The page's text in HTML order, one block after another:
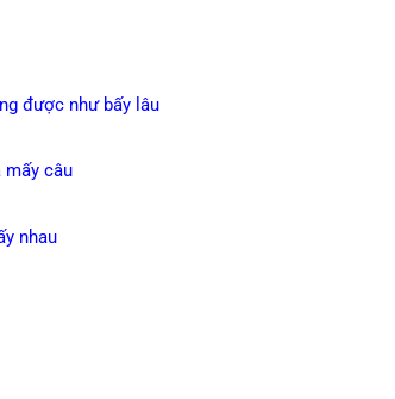
được như bấy lâu
câu
nhau